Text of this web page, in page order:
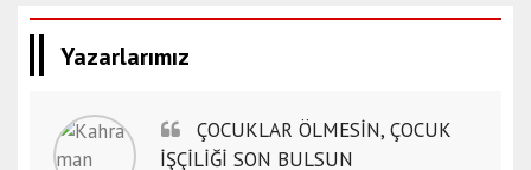
Yazarlarımız
ÇOCUKLAR ÖLMESİN, ÇOCUK
İŞÇİLİĞİ SON BULSUN